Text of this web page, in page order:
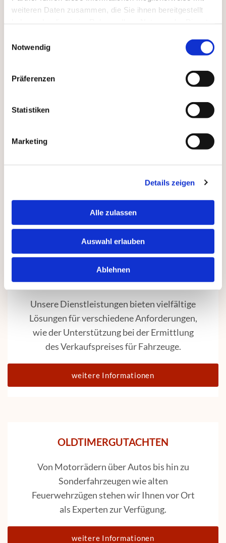
weiteren Daten zusammen, die Sie ihnen bereitgestellt
Notwendig
Präferenzen
Statistiken
Marketing
Details zeigen
Alle zulassen
Auswahl erlauben
Ablehnen
Karosserieumbauten.
weitere Informationen
WERTGUTACHTEN
Unsere Dienstleistungen bieten vielfältige
Lösungen für verschiedene Anforderungen,
wie der Unterstützung bei der Ermittlung
des Verkaufspreises für Fahrzeuge.
weitere Informationen
OLDTIMERGUTACHTEN
Von Motorrädern über Autos bis hin zu
Sonderfahrzeugen wie alten
Feuerwehrzügen stehen wir Ihnen vor Ort
als Experten zur Verfügung.
weitere Informationen